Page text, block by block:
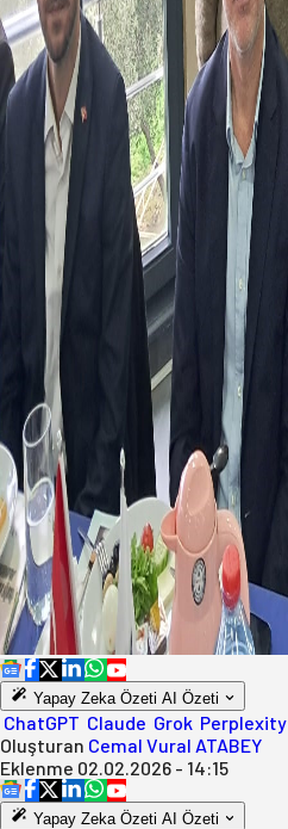
Yapay Zeka Özeti AI Özeti
ChatGPT Claude Grok Perplexity
Oluşturan Cemal Vural ATABEY
Eklenme 02.02.2026 - 14:15
Yapay Zeka Özeti AI Özeti